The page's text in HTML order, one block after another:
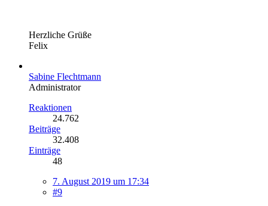
Herzliche Grüße
Felix
Sabine Flechtmann
Administrator
Reaktionen
24.762
Beiträge
32.408
Einträge
48
7. August 2019 um 17:34
#9